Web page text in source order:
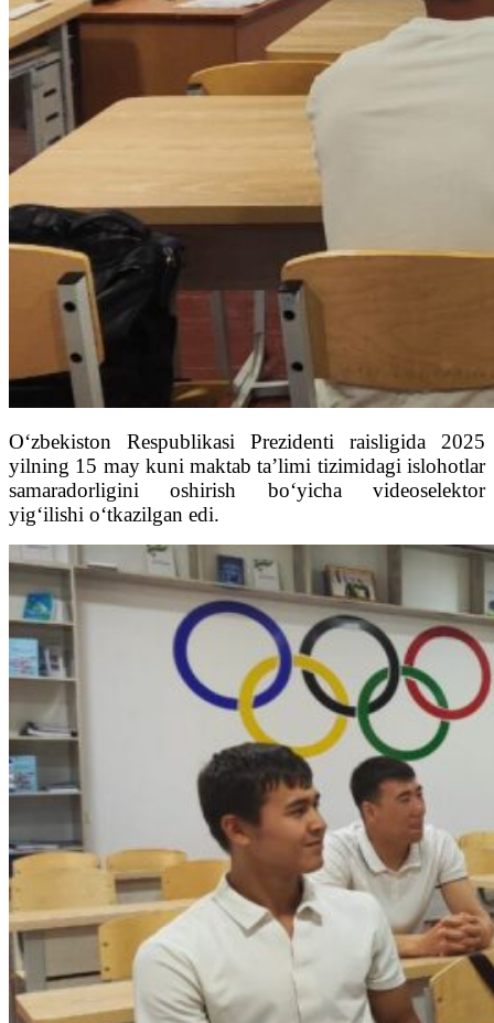
O‘zbekiston Respublikasi Prezidenti raisligida 2025
yilning 15 may kuni maktab ta’limi tizimidagi islohotlar
samaradorligini oshirish bo‘yicha videoselektor
yig‘ilishi o‘tkazilgan edi.